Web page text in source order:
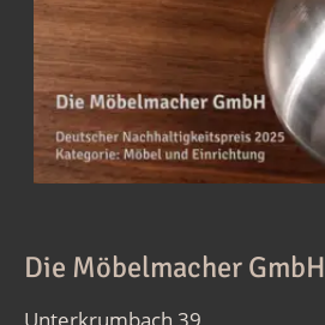
Die Möbelmacher GmbH
Unterkrumbach 39